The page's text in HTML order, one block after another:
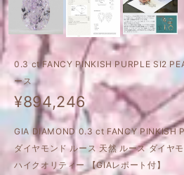
0.3 ct FANCY PINKISH PURPLE SI2
ース
¥894,246
GIA DIAMOND 0.3 ct FANCY PINKISH
ダイヤモンド ルース 天然 ルース ダイヤ
ハイクオリティー 【GIAレポート付】